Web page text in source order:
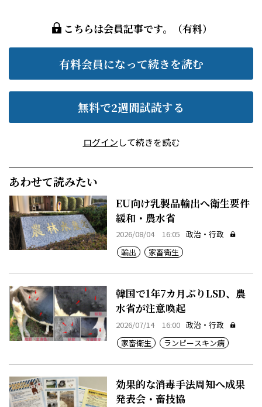
こちらは会員記事です。（有料）
有料会員になって続きを読む
無料で2週間試読する
ログインして続きを読む
あわせて読みたい
EU向け乳製品輸出へ衛生要件
緩和・農水省
2026/08/04 16:05 政治・行政
輸出
家畜衛生
韓国で1年7カ月ぶりLSD、農
水省が注意喚起
2026/07/14 16:00 政治・行政
家畜衛生
ランピースキン病
効果的な消毒手法周知へ成果
発表会・畜技協